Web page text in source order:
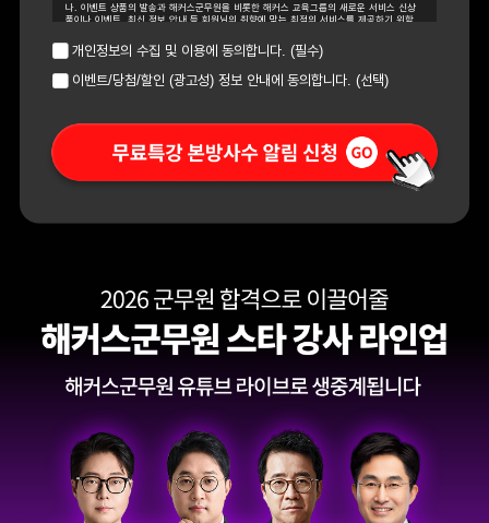
나. 이벤트 상품의 발송과 해커스군무원을 비롯한 해커스 교육그룹의 새로운 서비스 신상
품이나 이벤트, 최신 정보 안내 등 회원님의 취향에 맞는 최적의 서비스를 제공하기 위함
3. 개인정보의 보유/이용 기간 : 수집한 개인정보는 수집 시로부터 1년 간 이용하며, 내역
관리를 위해 추가 1년을 보관한 후 파기합니다. (총 2년 보유) 다만, 보유 및 이용기간 동안
4. 신청자는 개인정보 수집이용동의를 거부할 수 있습니다. 다만, 개인정보 수집이용에 거
부하실 경우 해커스군무원 2026 군무원 시험 대비 파이널 LIVE 특강 사전 알림문자 신청
개인정보의 수집 및 이용에 동의합니다. (필수)
이벤트/당첨/할인 (광고성) 정보 안내에 동의합니다. (선택)